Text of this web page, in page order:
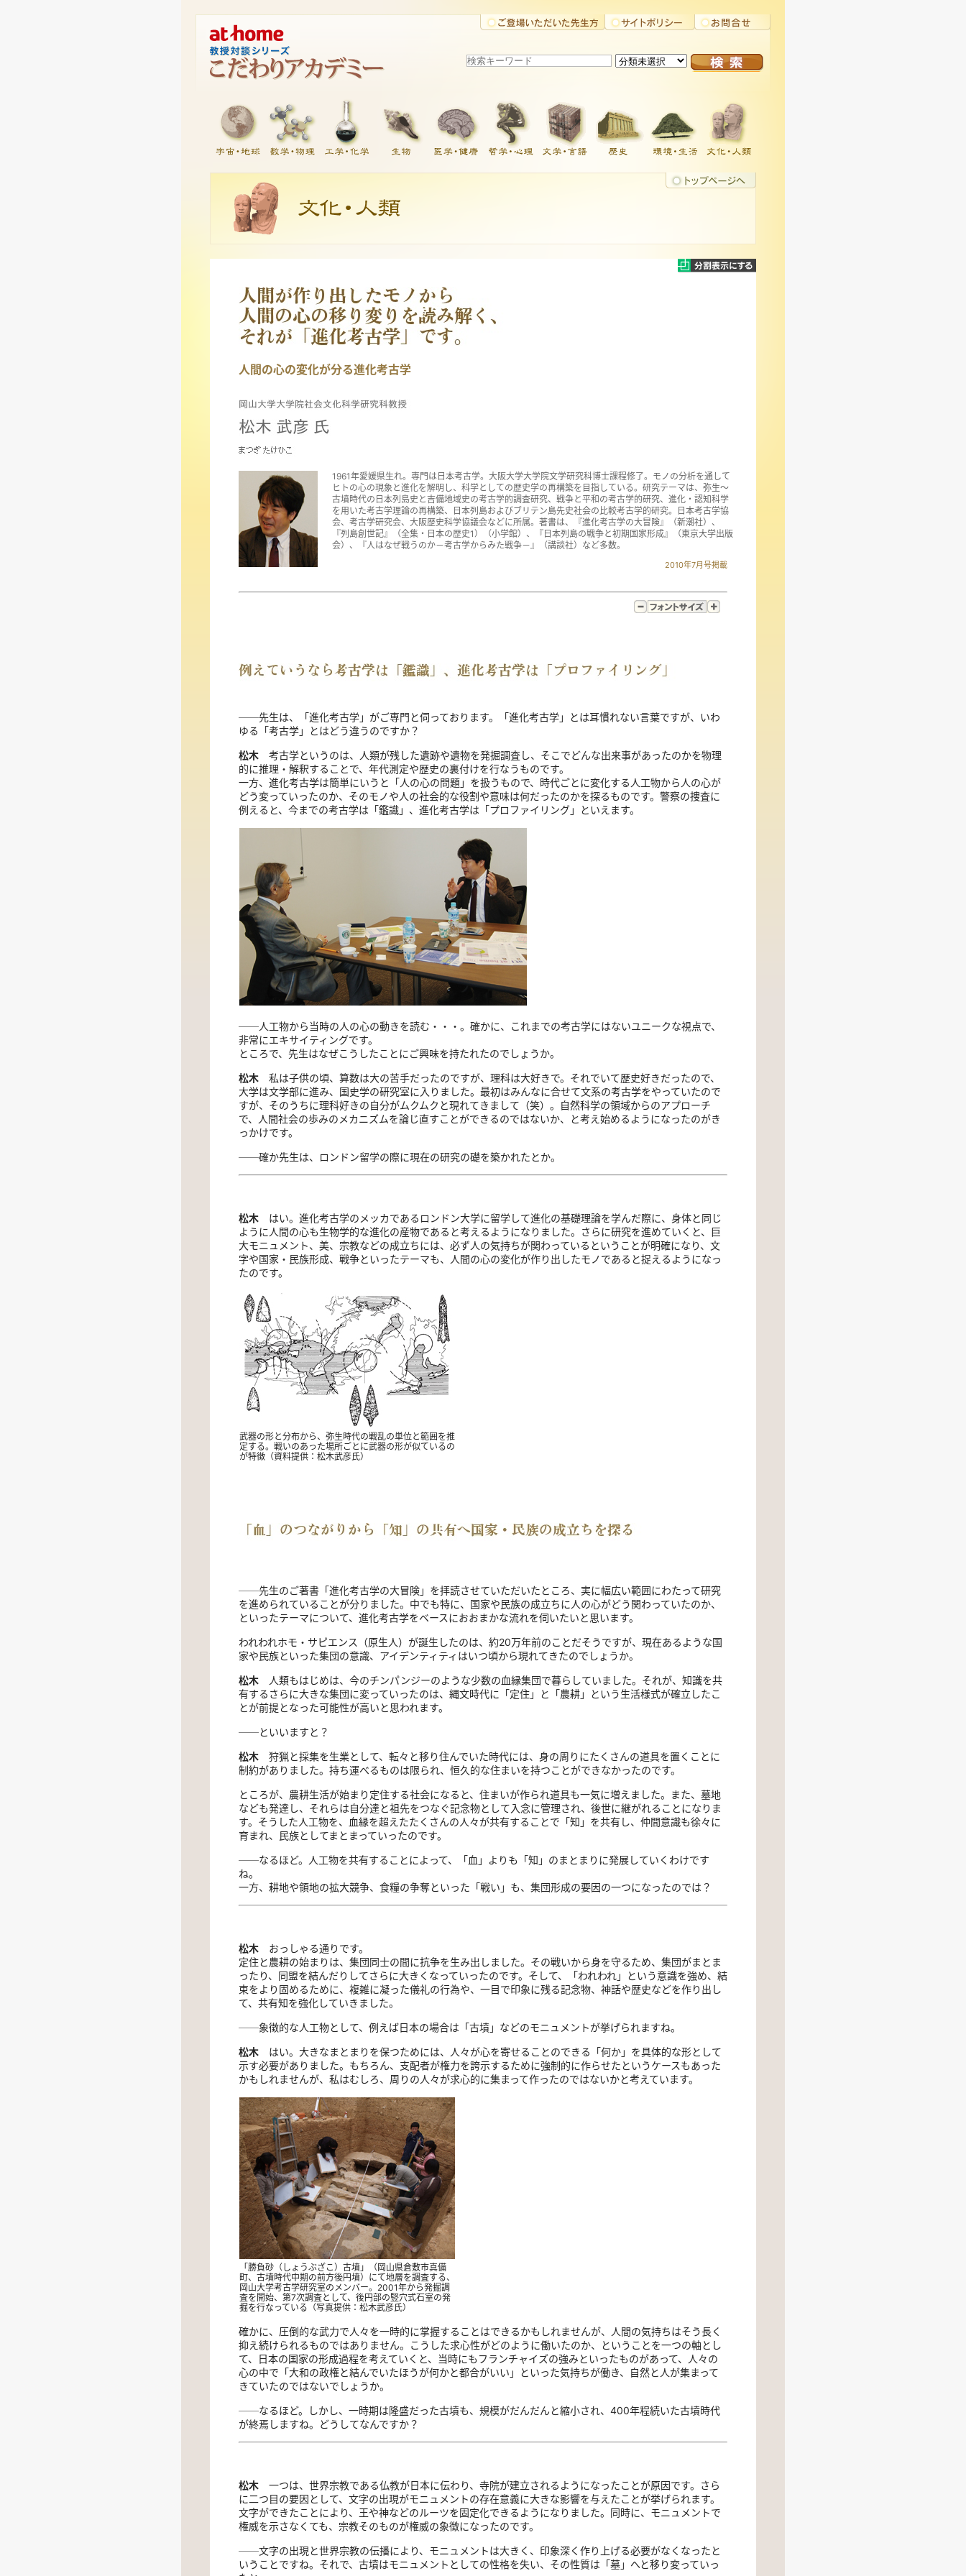
人間の心の変化が分る進化考古学
1961年愛媛県生れ。専門は日本考古学。大阪大学大学院文学研究科博士課程修了。モノの分析を通して
ヒトの心の現象と進化を解明し、科学としての歴史学の再構築を目指している。研究テーマは、弥生～
古墳時代の日本列島史と吉備地域史の考古学的調査研究、戦争と平和の考古学的研究、進化・認知科学
を用いた考古学理論の再構築、日本列島およびブリテン島先史社会の比較考古学的研究。日本考古学協
会、考古学研究会、大阪歴史科学協議会などに所属。著書は、『進化考古学の大冒険』（新潮社）、
『列島創世記』（全集・日本の歴史1）（小学館）、『日本列島の戦争と初期国家形成』（東京大学出版
会）、『人はなぜ戦うのか－考古学からみた戦争－』（講談社）など多数。
2010年7月号掲載
──先生は、「進化考古学」がご専門と伺っております。「進化考古学」とは耳慣れない言葉ですが、いわ
ゆる「考古学」とはどう違うのですか？
松木 考古学というのは、人類が残した遺跡や遺物を発掘調査し、そこでどんな出来事があったのかを物理
的に推理・解釈することで、年代測定や歴史の裏付けを行なうものです。
一方、進化考古学は簡単にいうと「人の心の問題」を扱うもので、時代ごとに変化する人工物から人の心が
どう変っていったのか、そのモノや人の社会的な役割や意味は何だったのかを探るものです。警察の捜査に
例えると、今までの考古学は「鑑識」、進化考古学は「プロファイリング」といえます。
──人工物から当時の人の心の動きを読む・・・。確かに、これまでの考古学にはないユニークな視点で、
非常にエキサイティングです。
ところで、先生はなぜこうしたことにご興味を持たれたのでしょうか。
松木 私は子供の頃、算数は大の苦手だったのですが、理科は大好きで。それでいて歴史好きだったので、
大学は文学部に進み、国史学の研究室に入りました。最初はみんなに合せて文系の考古学をやっていたので
すが、そのうちに理科好きの自分がムクムクと現れてきまして（笑）。自然科学の領域からのアプローチ
で、人間社会の歩みのメカニズムを論じ直すことができるのではないか、と考え始めるようになったのがき
っかけです。
──確か先生は、ロンドン留学の際に現在の研究の礎を築かれたとか。
松木 はい。進化考古学のメッカであるロンドン大学に留学して進化の基礎理論を学んだ際に、身体と同じ
ように人間の心も生物学的な進化の産物であると考えるようになりました。さらに研究を進めていくと、巨
大モニュメント、美、宗教などの成立ちには、必ず人の気持ちが関わっているということが明確になり、文
字や国家・民族形成、戦争といったテーマも、人間の心の変化が作り出したモノであると捉えるようになっ
たのです。
武器の形と分布から、弥生時代の戦乱の単位と範囲を推
定する。戦いのあった場所ごとに武器の形が似ているの
が特徴（資料提供：松木武彦氏）
──先生のご著書「進化考古学の大冒険」を拝読させていただいたところ、実に幅広い範囲にわたって研究
を進められていることが分りました。中でも特に、国家や民族の成立ちに人の心がどう関わっていたのか、
といったテーマについて、進化考古学をベースにおおまかな流れを伺いたいと思います。
われわれホモ・サピエンス（原生人）が誕生したのは、約20万年前のことだそうですが、現在あるような国
家や民族といった集団の意識、アイデンティティはいつ頃から現れてきたのでしょうか。
松木 人類もはじめは、今のチンパンジーのような少数の血縁集団で暮らしていました。それが、知識を共
有するさらに大きな集団に変っていったのは、縄文時代に「定住」と「農耕」という生活様式が確立したこ
とが前提となった可能性が高いと思われます。
──といいますと？
松木 狩猟と採集を生業として、転々と移り住んでいた時代には、身の周りにたくさんの道具を置くことに
制約がありました。持ち運べるものは限られ、恒久的な住まいを持つことができなかったのです。
ところが、農耕生活が始まり定住する社会になると、住まいが作られ道具も一気に増えました。また、墓地
なども発達し、それらは自分達と祖先をつなぐ記念物として入念に管理され、後世に継がれることになりま
す。そうした人工物を、血縁を超えたたくさんの人々が共有することで「知」を共有し、仲間意識も徐々に
育まれ、民族としてまとまっていったのです。
──なるほど。人工物を共有することによって、「血」よりも「知」のまとまりに発展していくわけです
ね。
一方、耕地や領地の拡大競争、食糧の争奪といった「戦い」も、集団形成の要因の一つになったのでは？
松木 おっしゃる通りです。
定住と農耕の始まりは、集団同士の間に抗争を生み出しました。その戦いから身を守るため、集団がまとま
ったり、同盟を結んだりしてさらに大きくなっていったのです。そして、「われわれ」という意識を強め、結
束をより固めるために、複雑に凝った儀礼の行為や、一目で印象に残る記念物、神話や歴史などを作り出し
て、共有知を強化していきました。
──象徴的な人工物として、例えば日本の場合は「古墳」などのモニュメントが挙げられますね。
松木 はい。大きなまとまりを保つためには、人々が心を寄せることのできる「何か」を具体的な形として
示す必要がありました。もちろん、支配者が権力を誇示するために強制的に作らせたというケースもあった
かもしれませんが、私はむしろ、周りの人々が求心的に集まって作ったのではないかと考えています。
「勝負砂（しょうぶざこ）古墳」（岡山県倉敷市真備
町、古墳時代中期の前方後円墳）にて地層を調査する、
岡山大学考古学研究室のメンバー。2001年から発掘調
査を開始、第7次調査として、後円部の竪穴式石室の発
掘を行なっている（写真提供：松木武彦氏）
確かに、圧倒的な武力で人々を一時的に掌握することはできるかもしれませんが、人間の気持ちはそう長く
抑え続けられるものではありません。こうした求心性がどのように働いたのか、ということを一つの軸とし
て、日本の国家の形成過程を考えていくと、当時にもフランチャイズの強みといったものがあって、人々の
心の中で「大和の政権と結んでいたほうが何かと都合がいい」といった気持ちが働き、自然と人が集まって
きていたのではないでしょうか。
──なるほど。しかし、一時期は隆盛だった古墳も、規模がだんだんと縮小され、400年程続いた古墳時代
が終焉しますね。どうしてなんですか？
松木 一つは、世界宗教である仏教が日本に伝わり、寺院が建立されるようになったことが原因です。さら
に二つ目の要因として、文字の出現がモニュメントの存在意義に大きな影響を与えたことが挙げられます。
文字ができたことにより、王や神などのルーツを固定化できるようになりました。同時に、モニュメントで
権威を示さなくても、宗教そのものが権威の象徴になったのです。
──文字の出現と世界宗教の伝播により、モニュメントは大きく、印象深く作り上げる必要がなくなったと
いうことですね。それで、古墳はモニュメントとしての性格を失い、その性質は「墓」へと移り変っていっ